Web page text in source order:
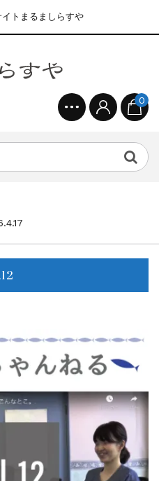
トまるましらすや
0
！！...